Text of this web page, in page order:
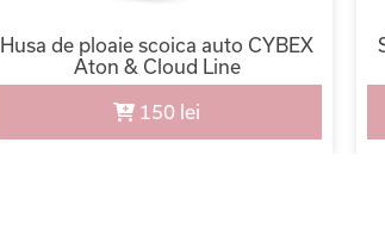
Husa de ploaie scoica auto CYBEX
Aton & Cloud Line
150 lei